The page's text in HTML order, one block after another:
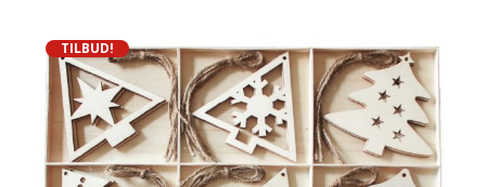
TILBUD!